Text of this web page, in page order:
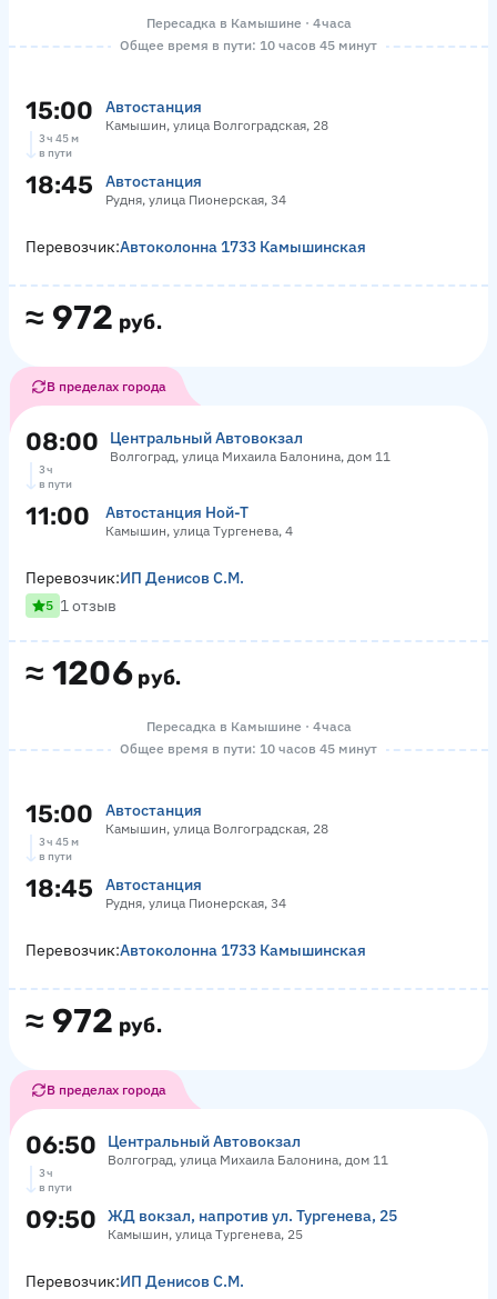
Пересадка в Камышине · 4 часа
Общее время в пути: 10 часов 45 минут
15:00 Автостанция
Камышин, улица Волгоградская, 28
3 ч 45 м
в пути
18:45 Автостанция
Рудня, улица Пионерская, 34
≈ 972 руб.
Перевозчик:Автоколонна 1733 Камышинская
В пределах города
08:00 Центральный Автовокзал
Волгоград, улица Михаила Балонина, дом 11
3 ч
в пути
11:00 Автостанция Ной-Т
Камышин, улица Тургенева, 4
≈ 1206 руб.
Перевозчик:ИП Денисов С.М.
5 1 отзыв
Пересадка в Камышине · 4 часа
Общее время в пути: 10 часов 45 минут
15:00 Автостанция
Камышин, улица Волгоградская, 28
3 ч 45 м
в пути
18:45 Автостанция
Рудня, улица Пионерская, 34
≈ 972 руб.
Перевозчик:Автоколонна 1733 Камышинская
В пределах города
06:50 Центральный Автовокзал
Волгоград, улица Михаила Балонина, дом 11
3 ч
в пути
09:50 ЖД вокзал, напротив ул. Тургенева, 25
Камышин, улица Тургенева, 25
Перевозчик:ИП Денисов С.М.